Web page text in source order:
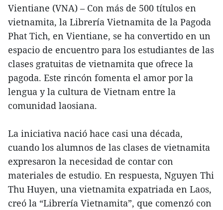
Vientiane (VNA) – Con más de 500 títulos en
vietnamita, la Librería Vietnamita de la Pagoda
Phat Tich, en Vientiane, se ha convertido en un
espacio de encuentro para los estudiantes de las
clases gratuitas de vietnamita que ofrece la
pagoda. Este rincón fomenta el amor por la
lengua y la cultura de Vietnam entre la
comunidad laosiana.
La iniciativa nació hace casi una década,
cuando los alumnos de las clases de vietnamita
expresaron la necesidad de contar con
materiales de estudio. En respuesta, Nguyen Thi
Thu Huyen, una vietnamita expatriada en Laos,
creó la “Librería Vietnamita”, que comenzó con